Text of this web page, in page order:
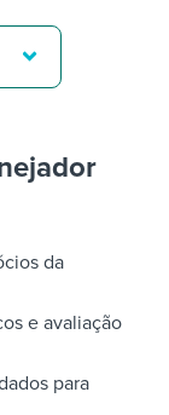
da
e avaliação
para